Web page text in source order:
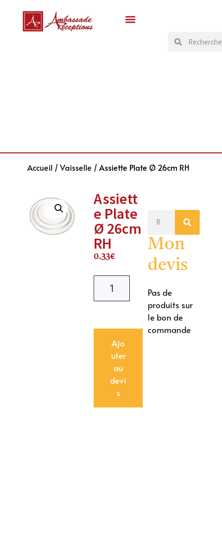
Accueil / Vaisselle / Assiette Plate Ø 26cm RH
Assiett
e Plate
Ø 26cm
RH
0.33€
Ajo
uter
au
devi
s
Mon
devis
Pas de
produits sur
le bon de
commande